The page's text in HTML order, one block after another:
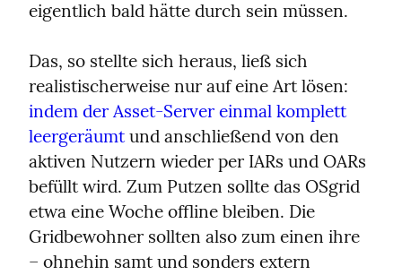
eigentlich bald hätte durch sein müssen.
Das, so stellte sich heraus, ließ sich
indem der Asset-Server einmal komplett
leergeräumt und anschließend von den
aktiven Nutzern wieder per IARs und OARs
befüllt wird. Zum Putzen sollte das OSgrid
etwa eine Woche offline bleiben. Die
Gridbewohner sollten also zum einen ihre
– ohnehin samt und sonders extern